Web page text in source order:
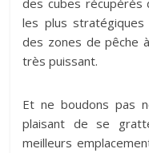
des cubes récupérés
les plus
des zones de pêche
très puissant.
Et ne boudons pas
plaisant de se
meilleurs